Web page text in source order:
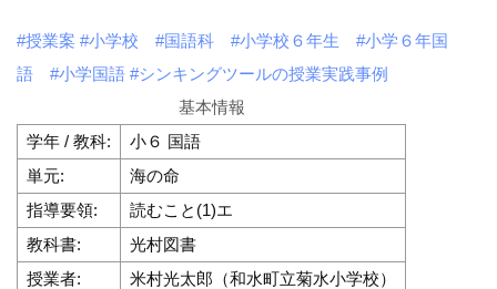
#授業案 #小学校 #国語科 #小学校６年生
#小学６年国
語
#小学国語 #シンキングツールの授業実践事例
基本情報
学年 / 教科:
小６ 国語
単元:
海の命
指導要領:
読むこと(1)エ
教科書:
光村図書
授業者:
米村光太郎（和水町立菊水小学校）